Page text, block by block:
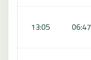
06:47
13:05